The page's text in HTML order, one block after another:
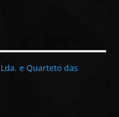
e Quarteto das